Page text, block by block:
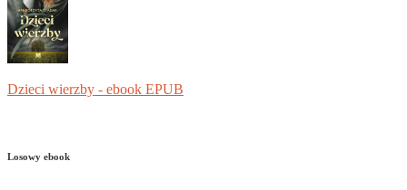
Dzieci wierzby - ebook EPUB
Losowy ebook